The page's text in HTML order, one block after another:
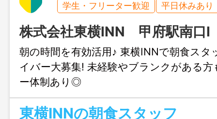
学生・フリーター歓迎
平日休みあり
株式会社東横INN 甲府駅南口I
朝の時間を有効活用♪ 東横INNで朝食スタ
イバー大募集! 未経験やブランクがある
ー体制あり◎
東横INNの朝食スタッフ